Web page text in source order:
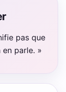
pas que
en parle. »